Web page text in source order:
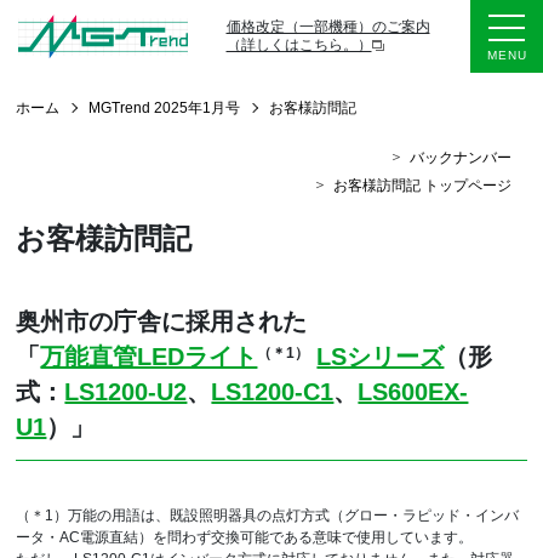
価格改定（一部機種）のご案内
（詳しくはこちら。）
ホーム MGTrend 2025年1月号 お客様訪問記
バックナンバー
お客様訪問記 トップページ
お客様訪問記
奥州市の庁舎に採用された
「万能直管LEDライト （＊1） LSシリーズ（形
式： LS1200-U2、 LS1200-C1、 LS600EX-
U1）」
（＊1）万能の用語は、既設照明器具の点灯方式（グロー・ラピッド・インバ
ータ・AC電源直結）を問わず交換可能である意味で使用しています。